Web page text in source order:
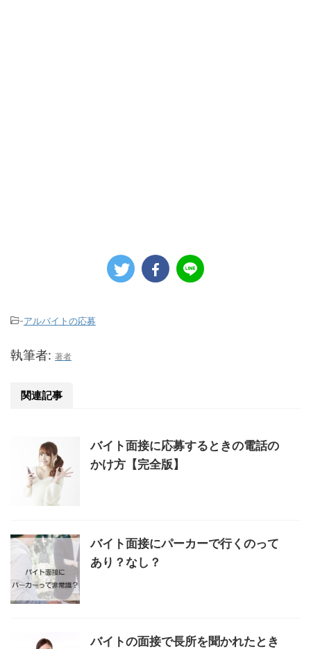
-アルバイトの応募
執筆者: 著者
関連記事
バイト面接に応募するときの電話の
かけ方【完全版】
バイト面接にパーカーで行くのって
あり？なし？
バイトの面接で長所を聞かれたとき